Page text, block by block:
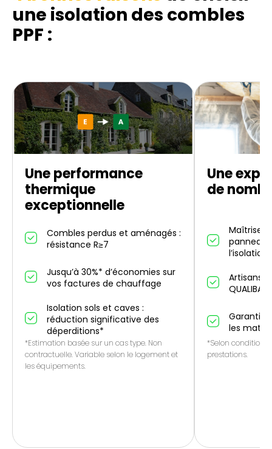
une isolation des combles
PPF :
Une performance
thermique
exceptionnelle
Combles perdus et aménagés :
résistance R≥7
Jusqu’à 30%* d’économies sur
vos factures de chauffage
Isolation sols et caves :
réduction significative des
déperditions*
*Estimation basée sur un cas type. Non
contractuelle. Variable selon le logement et
les équipements.
Une
de
Maîtrise
Artisans
QUALIBAT
Garantie
les
*Selon conditions
prestations.